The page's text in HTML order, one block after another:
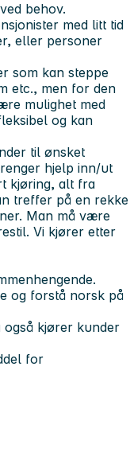
behov.
med litt tid
eller personer
som kan steppe
etc., men for den
mulighet med
og kan
til ønsket
hjelp inn/ut
kjøring, alt fra
treffer på en rekke
Man må være
Vi kjører etter
og forstå norsk på
også kjører kunder
for